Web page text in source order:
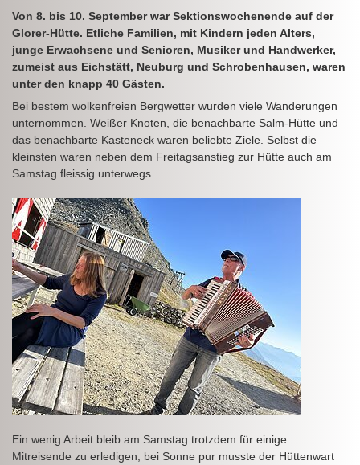
Von 8. bis 10. September war Sektionswochenende auf der
Glorer-Hütte. Etliche Familien, mit Kindern jeden Alters,
junge Erwachsene und Senioren, Musiker und Handwerker,
zumeist aus Eichstätt, Neuburg und Schrobenhausen, waren
unter den knapp 40 Gästen.
Bei bestem wolkenfreien Bergwetter wurden viele Wanderungen
unternommen. Weißer Knoten, die benachbarte Salm-Hütte und
das benachbarte Kasteneck waren beliebte Ziele. Selbst die
kleinsten waren neben dem Freitagsanstieg zur Hütte auch am
Samstag fleissig unterwegs.
Ein wenig Arbeit bleib am Samstag trotzdem für einige
Mitreisende zu erledigen, bei Sonne pur musste der Hüttenwart